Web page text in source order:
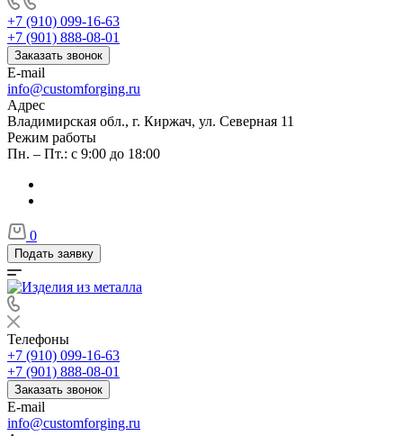
+7 (910) 099-16-63
+7 (901) 888-08-01
Заказать звонок
E-mail
info@customforging.ru
Адрес
Владимирская обл., г. Киржач, ул. Северная 11
Режим работы
Пн. – Пт.: с 9:00 до 18:00
0
Подать заявку
Телефоны
+7 (910) 099-16-63
+7 (901) 888-08-01
Заказать звонок
E-mail
info@customforging.ru